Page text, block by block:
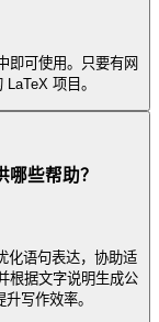
即可使用。只要有网
项目。
些帮助？
化语句表达，协助适
根据文字说明生成公
写作效率。